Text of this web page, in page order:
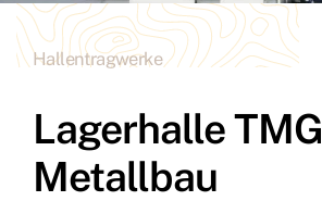
Hallentragwerke
Lagerhalle TMG
Metallbau